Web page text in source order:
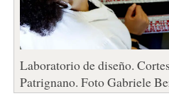
Laboratorio de diseño.
Patrignano. Foto Gabriele